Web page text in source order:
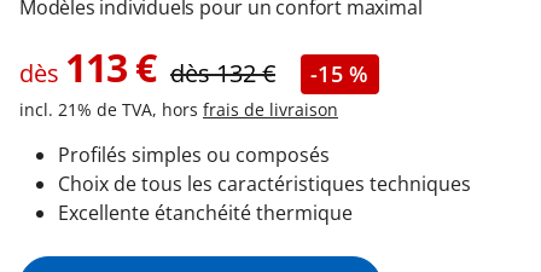
Modèles individuels pour un confort maximal
dès 113€ dès132€ -15 %
incl. 21% de TVA, hors frais de livraison
Profilés simples ou composés
Choix de tous les caractéristiques techniques
Excellente étanchéité thermique